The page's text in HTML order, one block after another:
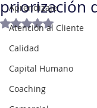
Aprendizaje
Atención al Cliente
Calidad
Capital Humano
Coaching
priorización
Obtuvo NaN de 5